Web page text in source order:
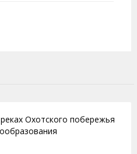
Охотского побережья